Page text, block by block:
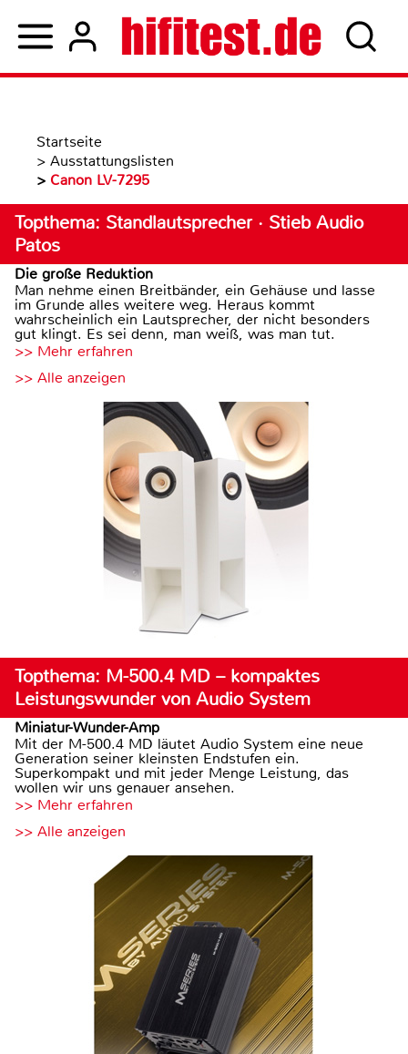
Startseite
> Ausstattungslisten
> Canon LV-7295
Topthema: Standlautsprecher · Stieb Audio
Patos
Die große Reduktion
Man nehme einen Breitbänder, ein Gehäuse und lasse
im Grunde alles weitere weg. Heraus kommt
wahrscheinlich ein Lautsprecher, der nicht besonders
gut klingt. Es sei denn, man weiß, was man tut.
>> Mehr erfahren
>> Alle anzeigen
Topthema: M-500.4 MD – kompaktes
Leistungswunder von Audio System
Miniatur-Wunder-Amp
Mit der M-500.4 MD läutet Audio System eine neue
Generation seiner kleinsten Endstufen ein.
Superkompakt und mit jeder Menge Leistung, das
wollen wir uns genauer ansehen.
>> Mehr erfahren
>> Alle anzeigen